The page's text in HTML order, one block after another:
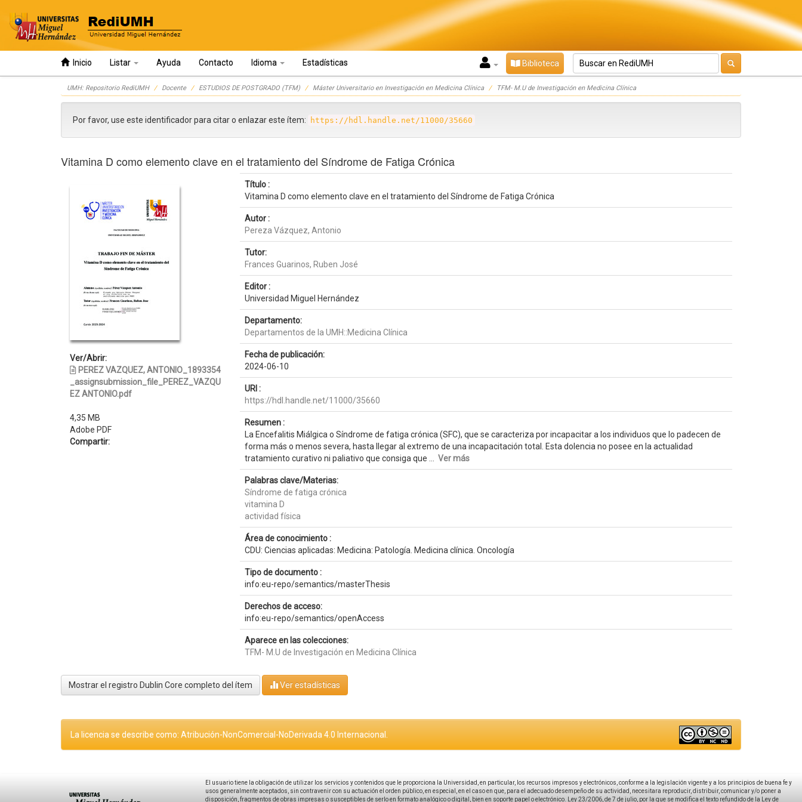
Inicio Listar Ayuda Contacto Idioma Estadísticas Biblioteca
UMH: Repositorio RediUMH Docente ESTUDIOS DE POSTGRADO (TFM) Máster Universitario en Investigación en Medicina Clínica TFM- M.U de Investigación en Medicina Clínica
Por favor, use este identificador para citar o enlazar este ítem: https://hdl.handle.net/11000/35660
Vitamina D como elemento clave en el tratamiento del Síndrome de Fatiga Crónica
Ver/Abrir:
PEREZ VAZQUEZ, ANTONIO_1893354
_assignsubmission_file_PEREZ_VAZQU
EZ ANTONIO.pdf
4,35 MB
Adobe PDF
Compartir:
Título :
Vitamina D como elemento clave en el tratamiento del Síndrome de Fatiga Crónica
Autor :
Pereza Vázquez, Antonio
Tutor:
Frances Guarinos, Ruben José
Editor :
Universidad Miguel Hernández
Departamento:
Departamentos de la UMH::Medicina Clínica
Fecha de publicación:
2024-06-10
URI :
https://hdl.handle.net/11000/35660
Resumen :
La Encefalitis Miálgica o Síndrome de fatiga crónica (SFC), que se caracteriza por incapacitar a los individuos que lo padecen de
forma más o menos severa, hasta llegar al extremo de una incapacitación total. Esta dolencia no posee en la actualidad
tratamiento curativo ni paliativo que consiga que ... Ver más
Palabras clave/Materias:
Síndrome de fatiga crónica
vitamina D
actividad física
Área de conocimiento :
CDU: Ciencias aplicadas: Medicina: Patología. Medicina clínica. Oncología
Tipo de documento :
info:eu-repo/semantics/masterThesis
Derechos de acceso:
info:eu-repo/semantics/openAccess
Aparece en las colecciones:
TFM- M.U de Investigación en Medicina Clínica
Mostrar el registro Dublin Core completo del ítem Ver estadísticas
La licencia se describe como: Atribución-NonComercial-NoDerivada 4.0 Internacional.
El usuario tiene la obligación de utilizar los servicios y contenidos que le proporciona la Universidad, en particular, los recursos impresos y electrónicos, conforme a la legislación vigente y a los principios de buena fe y
usos generalmente aceptados, sin contravenir con su actuación el orden público, en especial, en el caso en que, para el adecuado desempeño de su actividad, necesitara reproducir, distribuir, comunicar y/o poner a
disposición, fragmentos de obras impresas o susceptibles de serlo en formato analógico o digital, bien en soporte papel o electrónico. Ley 23/2006, de 7 de julio, por la que se modifica el texto refundido de la Ley de